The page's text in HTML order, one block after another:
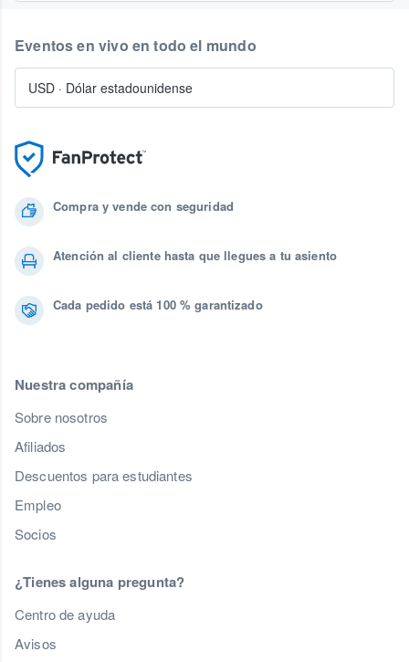
Compra y vende con seguridad
Atención al cliente hasta que llegues a tu asiento
Cada pedido está 100 % garantizado
Nuestra compañía
Sobre nosotros
Afiliados
Descuentos para estudiantes
Empleo
Socios
¿Tienes alguna pregunta?
Centro de ayuda
Avisos
Eventos en vivo en todo el mundo
USD · Dólar estadounidense